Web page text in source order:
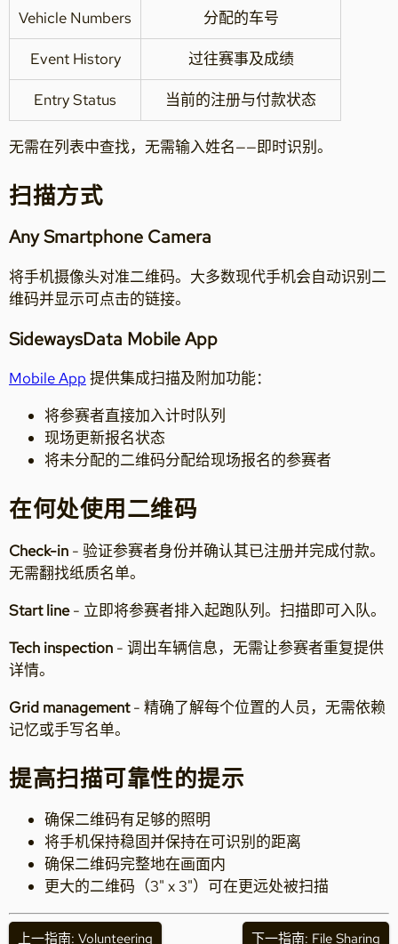
Vehicle Numbers 分配的车号
Event History 过往赛事及成绩
Entry Status 当前的注册与付款状态
无需在列表中查找，无需输入姓名——即时识别。
扫描方式
Any Smartphone Camera
将手机摄像头对准二维码。大多数现代手机会自动识别二
维码并显示可点击的链接。
SidewaysData Mobile App
Mobile App 提供集成扫描及附加功能：
将参赛者直接加入计时队列
现场更新报名状态
将未分配的二维码分配给现场报名的参赛者
在何处使用二维码
Check-in - 验证参赛者身份并确认其已注册并完成付款。
无需翻找纸质名单。
Start line- 立即将参赛者排入起跑队列。扫描即可入队。
Tech inspection - 调出车辆信息，无需让参赛者重复提供
详情。
Grid management- 精确了解每个位置的人员，无需依赖
记忆或手写名单。
提高扫描可靠性的提示
确保二维码有足够的照明
将手机保持稳固并保持在可识别的距离
确保二维码完整地在画面内
更大的二维码（3" x 3"）可在更远处被扫描
上一指南: Volunteering 下一指南: File Sharing